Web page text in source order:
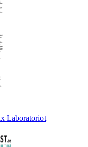
Laboratoriot